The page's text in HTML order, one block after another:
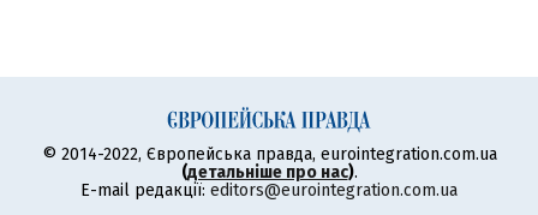
© 2014-2022, Європейська правда, eurointegration.com.ua
(детальніше про нас).
E-mail редакції: editors@eurointegration.com.ua